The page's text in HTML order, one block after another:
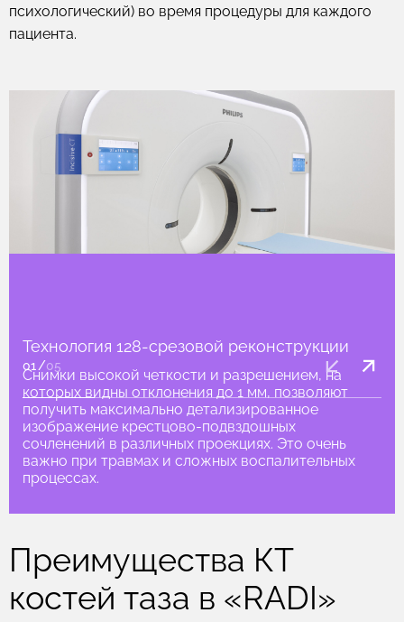
психологический) во время процедуры для каждого
пациента.
Технология 128-срезовой реконструкции
Снимки высокой четкости и разрешением, на
которых видны отклонения до 1 мм, позволяют
получить максимально детализированное
изображение крестцово-подвздошных
сочленений в различных проекциях. Это очень
важно при травмах и сложных воспалительных
процессах.
01/05
Преимущества КТ
костей таза в «RADI»